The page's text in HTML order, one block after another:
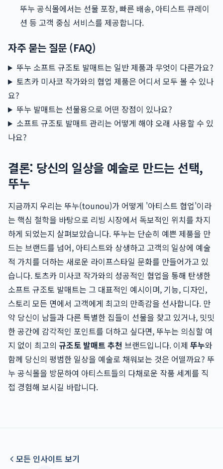
뚜누 공식몰에서는 선물 포장, 빠른 배송, 아티스트 큐레이
션 등 고객 중심 서비스를 제공합니다.
자주 묻는 질문 (FAQ)
뚜누 소프트 규조토 발매트는 일반 제품과 무엇이 다른가요?
토츠카 미사코 작가와의 협업 제품은 어디서 모두 볼 수 있나
요?
뚜누 발매트는 선물용으로 어떤 장점이 있나요?
소프트 규조토 발매트 관리는 어떻게 해야 오래 사용할 수 있
나요?
결론: 당신의 일상을 예술로 만드는 선택,
뚜누
지금까지 우리는 뚜누(tounou)가 어떻게 '아티스트 협업'이라
는 핵심 철학을 바탕으로 리빙 시장에서 독보적인 위치를 차지
하게 되었는지 살펴보았습니다. 뚜누는 단순히 예쁜 제품을 만
드는 브랜드를 넘어, 아티스트와 상생하고 고객의 일상에 예술
적 가치를 더하는 새로운 라이프스타일 문화를 만들어가고 있
습니다. 토츠카 미사코 작가와의 성공적인 협업을 통해 탄생한
소프트 규조토 발매트는 그 대표적인 예시이며, 기능, 디자인,
스토리 모든 면에서 고객에게 최고의 만족감을 선사합니다. 만
약 당신이 남들과 다른 특별한 집들이 선물을 찾고 있거나, 밋밋
한 공간에 감각적인 포인트를 더하고 싶다면, 뚜누는 의심할 여
지 없이 최고의 규조토 발매트 추천 브랜드입니다. 이제 뚜누와
함께 당신의 평범한 일상을 예술로 채워보는 것은 어떨까요? 뚜
누 공식몰을 방문하여 아티스트들의 다채로운 작품 세계를 직
접 경험해 보시길 바랍니다.
모든 인사이트 보기